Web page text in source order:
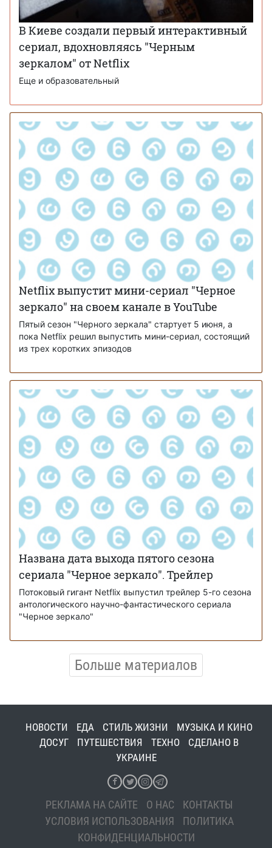
В Киеве создали первый интерактивный
сериал, вдохновляясь "Черным
зеркалом" от Netflix
Еще и образовательный
Netflix выпустит мини-сериал "Черное
зеркало" на своем канале в YouTube
Пятый сезон "Черного зеркала" стартует 5 июня, а
пока Netflix решил выпустить мини-сериал, состоящий
из трех коротких эпизодов
Названа дата выхода пятого сезона
сериала "Черное зеркало". Трейлер
Потоковый гигант Netflix выпустил трейлер 5-го сезона
антологического научно-фантастического сериала
"Черное зеркало"
Больше материалов
НОВОСТИ ЕДА СТИЛЬ ЖИЗНИ
МУЗЫКА И КИНО
ДОСУГ
ПУТЕШЕСТВИЯ ТЕХНО
СДЕЛАНО В
УКРАИНЕ
РЕКЛАМА НА САЙТЕ О НАС
КОНТАКТЫ
УСЛОВИЯ ИСПОЛЬЗОВАНИЯ
ПОЛИТИКА
КОНФИДЕНЦИАЛЬНОСТИ